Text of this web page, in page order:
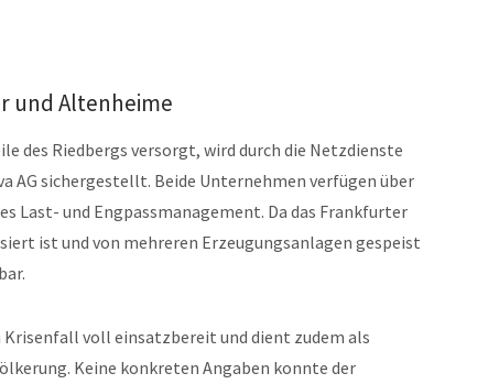
und Altenheime
des Riedbergs versorgt, wird durch die Netzdienste
AG sichergestellt. Beide Unternehmen verfügen über
Last- und Engpassmanagement. Da das Frankfurter
ist und von mehreren Erzeugungsanlagen gespeist
voll einsatzbereit und dient zudem als
Keine konkreten Angaben konnte der